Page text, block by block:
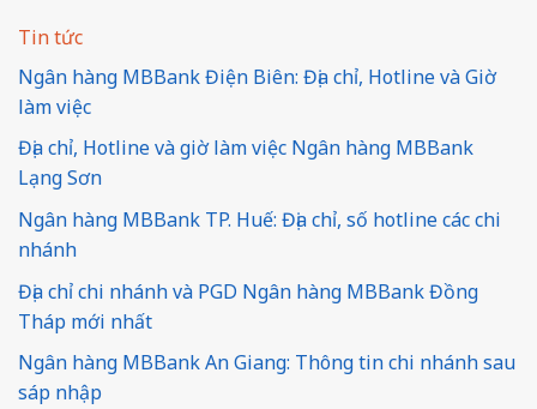
Tin tức
Ngân hàng MBBank Điện Biên: Địa chỉ, Hotline và Giờ
làm việc
Địa chỉ, Hotline và giờ làm việc Ngân hàng MBBank
Lạng Sơn
Ngân hàng MBBank TP. Huế: Địa chỉ, số hotline các chi
nhánh
Địa chỉ chi nhánh và PGD Ngân hàng MBBank Đồng
Tháp mới nhất
Ngân hàng MBBank An Giang: Thông tin chi nhánh sau
sáp nhập